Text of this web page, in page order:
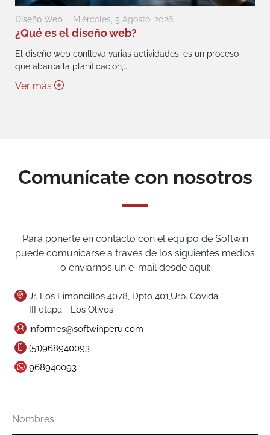
Diseño Web Miércoles, 5 Agosto, 2026
¿Qué es el diseño web?
El diseño web conlleva varias actividades, es un proceso
que abarca la planificación,...
Ver más
Comunícate con nosotros
Para ponerte en contacto con el equipo de Softwin
puede comunicarse a través de los siguientes medios
o enviarnos un e-mail desde aquí:
Jr. Los Limoncillos 4078, Dpto 401,Urb. Covida
III etapa - Los Olivos
informes@softwinperu.com
(51)968940093
968940093